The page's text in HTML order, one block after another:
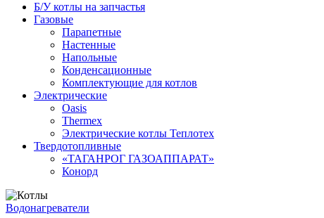
Б/У котлы на запчастья
Газовые
Парапетные
Настенные
Напольные
Конденсационные
Комплектующие для котлов
Электрические
Oasis
Thermex
Электрические котлы Теплотех
Твердотопливные
«ТАГАНРОГ ГАЗОАППАРАТ»
Конорд
Водонагреватели